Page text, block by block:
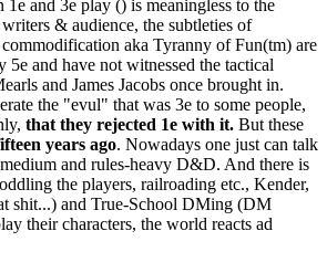
1e and 3e play () is meaningless to the
& audience, the subtleties of
aka Tyranny of Fun(tm) are
5e and have not witnessed the tactical
and James Jacobs once brought in.
the "evul" that was 3e to some people,
that they rejected 1e with it. But these
years ago. Nowadays one just can talk
and rules-heavy D&D. And there is
the players, railroading etc., Kender,
shit...) and True-School DMing (DM
their characters, the world reacts ad